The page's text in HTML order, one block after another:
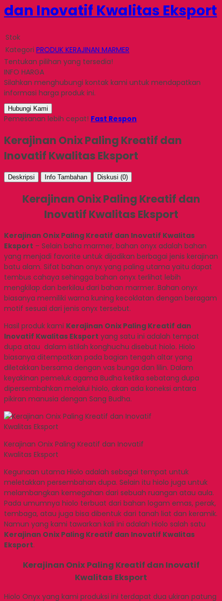
dan Inovatif Kwalitas Eksport
Stok
Kategori PRODUK KERAJINAN MARMER
Tentukan pilihan yang tersedia!
INFO HARGA
Silahkan menghubungi kontak kami untuk mendapatkan
informasi harga produk ini.
Hubungi Kami
Pemesanan lebih cepat! Fast Respon
Kerajinan Onix Paling Kreatif dan
Inovatif Kwalitas Eksport
Deskripsi Info Tambahan Diskusi (0)
Kerajinan Onix Paling Kreatif dan
Inovatif Kwalitas Eksport
Kerajinan Onix Paling Kreatif dan Inovatif Kwalitas
Eksport – Selain baha marmer, bahan onyx adalah bahan
yang menjadi favorite untuk dijadikan berbagai jenis kerajinan
batu alam. Sifat bahan onyx yang paling utama yaitu dapat
tembus cahaya sehingga bahan onyx terlihat lebih
mengkilap dan berkilau dari bahan marmer. Bahan onyx
biasanya memiliki warna kuning kecoklatan dengan beragam
motif sesuai dari jenis onyx tersebut.
Hasil produk kami Kerajinan Onix Paling Kreatif dan
Inovatif Kwalitas Eksport yang satu ini adalah tempat
dupa atau dalam istilah konghuchu disebut hiolo. Hiolo
biasanya ditempatkan pada bagian tengah altar yang
diletakkan bersama dengan vas bunga dan lilin. Dalam
keyakinan pemeluk agama Budha ketika sebatang dupa
dipersembahkan melalui hiolo, akan ada koneksi antara
pikiran manusia dengan Sang Budha.
Kerajinan Onix Paling Kreatif dan Inovatif
Kwalitas Eksport
Kegunaan utama Hiolo adalah sebagai tempat untuk
meletakkan persembahan dupa. Selain itu hiolo juga untuk
melambangkan kemegahan dari sebuah ruangan atau aula.
Pada umumnya hiolo terbuat dari bahan logam emas, perak,
tembaga, atau juga bisa dibentuk dari tanah liat dan keramik.
Namun yang kami tawarkan kali ini adalah Hiolo salah satu
Kerajinan Onix Paling Kreatif dan Inovatif Kwalitas
Eksport.
Kerajinan Onix Paling Kreatif dan Inovatif
Kwalitas Eksport
Hiolo Onyx yang kami produksi ini terdapat dua ukiran patung